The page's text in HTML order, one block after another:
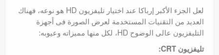
لعل الجزء الأكبر إرباكا عند اختيار تليفزيون HD هو نوعه، فهناك
العديد من التقنيات المستخدمة لعرض الصورة فى أجهزة
التليفزيون عالى الوضوح HD، لكل منها مميزاته وعيوبه:
تليفزيون CRT: